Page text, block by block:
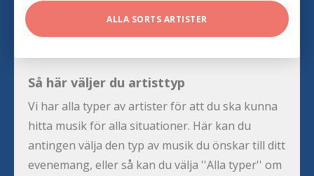
ALLA SORTS ARTISTER
Så här väljer du artisttyp
Vi har alla typer av artister för att du ska kunna
hitta musik för alla situationer. Här kan du
antingen välja den typ av musik du önskar till ditt
evenemang, eller så kan du välja ''Alla typer'' om